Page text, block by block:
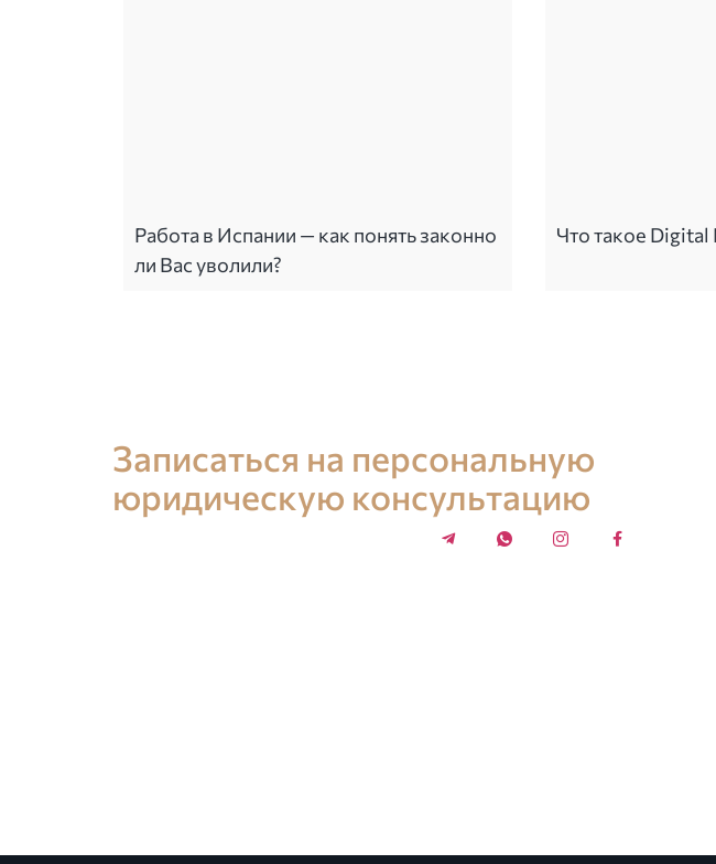
Работа в Испании — как понять законно
ли Вас уволили?
Что такое
Записаться на персональную
юридическую консультацию